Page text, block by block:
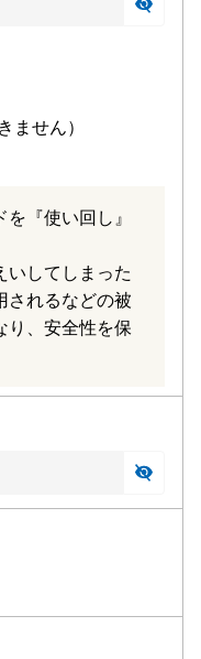
ません）
『使い回し』
いしてしまった
されるなどの被
り、安全性を保